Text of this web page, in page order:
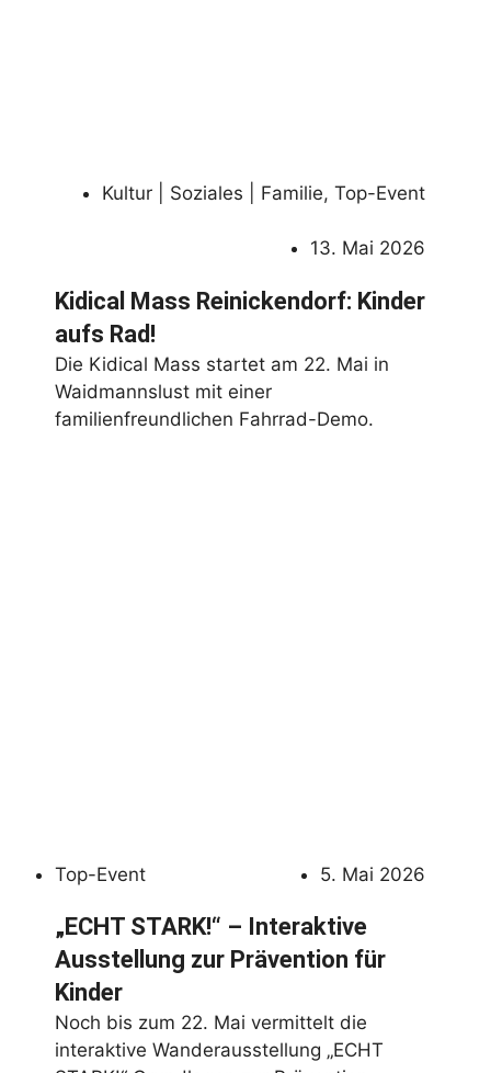
13. Mai 2026
Kultur | Soziales | Familie, Top-Event
Kidical Mass Reinickendorf: Kinder
aufs Rad!
Die Kidical Mass startet am 22. Mai in
Waidmannslust mit einer
familienfreundlichen Fahrrad-Demo.
5. Mai 2026
Top-Event
„ECHT STARK!“ – Interaktive
Ausstellung zur Prävention für
Kinder
Noch bis zum 22. Mai vermittelt die
interaktive Wanderausstellung „ECHT